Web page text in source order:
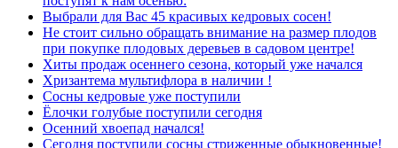
Выбрали для Вас 45 красивых кедровых сосен!
Не стоит сильно обращать внимание на размер плодов
при покупке плодовых деревьев в садовом центре!
Хиты продаж осеннего сезона, который уже начался
Хризантема мультифлора в наличии !
Сосны кедровые уже поступили
Ёлочки голубые поступили сегодня
Осенний хвоепад начался!
Сегодня поступили сосны стриженные обыкновенные!